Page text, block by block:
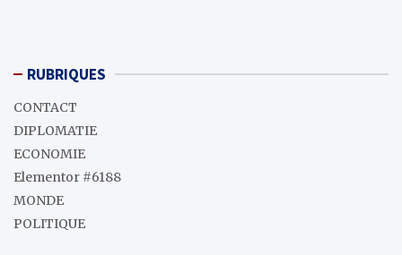
RUBRIQUES
CONTACT
DIPLOMATIE
ECONOMIE
Elementor #6188
MONDE
POLITIQUE